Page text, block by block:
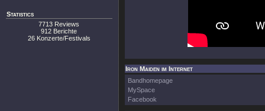
Statistics
7713 Reviews
912 Berichte
26 Konzerte/Festivals
Iron Maiden im Internet
Bandhomepage
MySpace
Facebook